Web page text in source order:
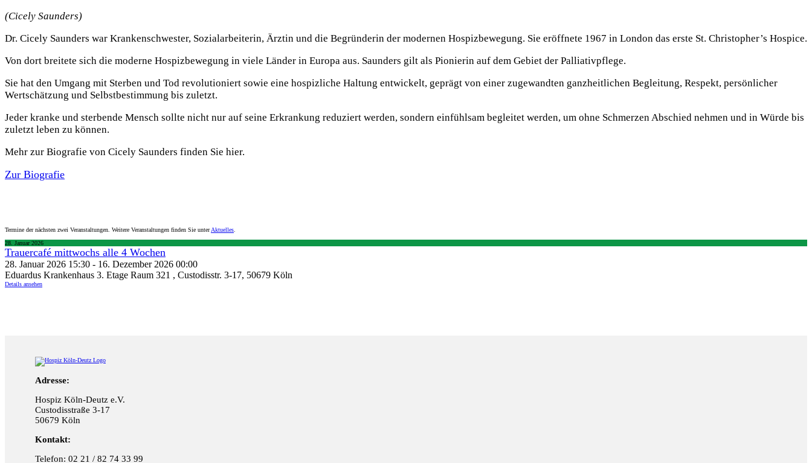
(Cicely Saunders)
Dr. Cicely Saunders war Krankenschwester, Sozialarbeiterin, Ärztin und die Begründerin der modernen Hospizbewegung. Sie eröffnete 1967 in London das erste St. Christopher’s Hospice.
Von dort breitete sich die moderne Hospizbewegung in viele Länder in Europa aus. Saunders gilt als Pionierin auf dem Gebiet der Palliativpflege.
Sie hat den Umgang mit Sterben und Tod revolutioniert sowie eine hospizliche Haltung entwickelt, geprägt von einer zugewandten ganzheitlichen Begleitung, Respekt, persönlicher
Wertschätzung und Selbstbestimmung bis zuletzt.
Jeder kranke und sterbende Mensch sollte nicht nur auf seine Erkrankung reduziert werden, sondern einfühlsam begleitet werden, um ohne Schmerzen Abschied nehmen und in Würde bis
zuletzt leben zu können.
Mehr zur Biografie von Cicely Saunders finden Sie hier.
Zur Biografie
Termine der nächsten zwei Veranstaltungen. Weitere Veranstaltungen finden Sie unterAktuelles
28. Januar 2026
Trauercafé mittwochs alle 4 Wochen
28. Januar 2026 15:30 - 16. Dezember 2026 00:00
Eduardus Krankenhaus 3. Etage Raum 321 , Custodisstr. 3-17, 50679 Köln
Details ansehen
Adresse:
Hospiz Köln-Deutz e.V.
Custodisstraße 3-17
50679 Köln
Kontakt:
Telefon: 02 21 / 82 74 33 99